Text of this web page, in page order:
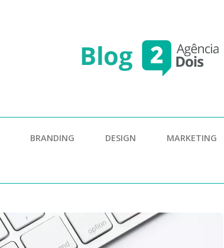
BRANDING DESIGN MARKETING